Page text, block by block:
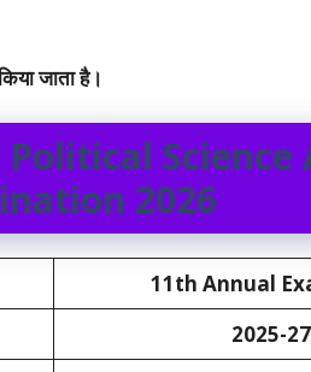
जाता है।
Science
2026
11th Annual
2025-27